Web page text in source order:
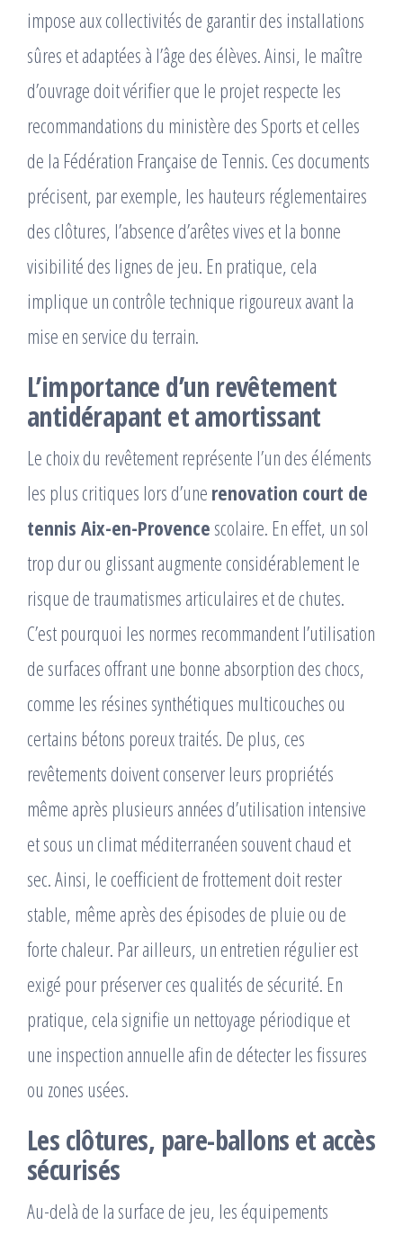
impose aux collectivités de garantir des installations
sûres et adaptées à l’âge des élèves. Ainsi, le maître
d’ouvrage doit vérifier que le projet respecte les
recommandations du ministère des Sports et celles
de la Fédération Française de Tennis. Ces documents
précisent, par exemple, les hauteurs réglementaires
des clôtures, l’absence d’arêtes vives et la bonne
visibilité des lignes de jeu. En pratique, cela
implique un contrôle technique rigoureux avant la
mise en service du terrain.
L’importance d’un revêtement
antidérapant et amortissant
Le choix du revêtement représente l’un des éléments
les plus critiques lors d’une renovation court de
tennis Aix-en-Provence scolaire. En effet, un sol
trop dur ou glissant augmente considérablement le
risque de traumatismes articulaires et de chutes.
C’est pourquoi les normes recommandent l’utilisation
de surfaces offrant une bonne absorption des chocs,
comme les résines synthétiques multicouches ou
certains bétons poreux traités. De plus, ces
revêtements doivent conserver leurs propriétés
même après plusieurs années d’utilisation intensive
et sous un climat méditerranéen souvent chaud et
sec. Ainsi, le coefficient de frottement doit rester
stable, même après des épisodes de pluie ou de
forte chaleur. Par ailleurs, un entretien régulier est
exigé pour préserver ces qualités de sécurité. En
pratique, cela signifie un nettoyage périodique et
une inspection annuelle afin de détecter les fissures
ou zones usées.
Les clôtures, pare-ballons et accès
sécurisés
Au-delà de la surface de jeu, les équipements